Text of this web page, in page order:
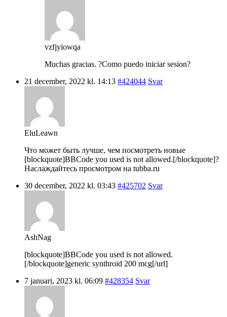
vzfjyiowqa
Muchas gracias. ?Como puedo iniciar sesion?
21 december, 2022 kl. 14:13 #424044 Svar
EluLeawn
Что может быть лучше, чем посмотреть новые
[blockquote]BBCode you used is not allowed.[/blockquote]?
Наслаждайтесь просмотром на tubba.ru
30 december, 2022 kl. 03:43 #425702 Svar
AshNag
[blockquote]BBCode you used is not allowed.
[/blockquote]generic synthroid 200 mcg[/url]
7 januari, 2023 kl. 06:09 #428354 Svar